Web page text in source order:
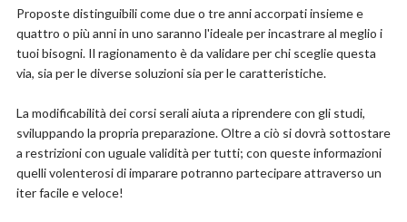
Proposte distinguibili come due o tre anni accorpati insieme e
quattro o più anni in uno saranno l'ideale per incastrare al meglio i
tuoi bisogni. Il ragionamento è da validare per chi sceglie questa
via, sia per le diverse soluzioni sia per le caratteristiche.
La modificabilità dei corsi serali aiuta a riprendere con gli studi,
sviluppando la propria preparazione. Oltre a ciò si dovrà sottostare
a restrizioni con uguale validità per tutti; con queste informazioni
quelli volenterosi di imparare potranno partecipare attraverso un
iter facile e veloce!